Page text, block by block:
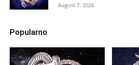
August 7, 2026
Popularno